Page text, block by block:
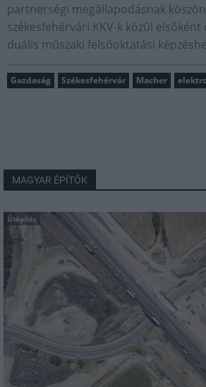
partnerségi megállapodásnak
székesfehérvári KKV-k közül
duális műszaki felsőoktatási
Gazdaság Székesfehérvár Macher
MAGYAR ÉPÍTŐK
Útépítés